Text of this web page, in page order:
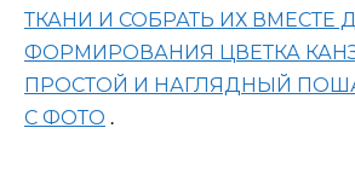
ТКАНИ И СОБРАТЬ ИХ ВМЕСТЕ
ФОРМИРОВАНИЯ ЦВЕТКА
ПРОСТОЙ И НАГЛЯДНЫЙ
С ФОТО .